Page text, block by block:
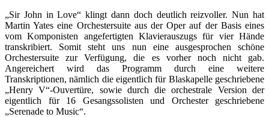
„Sir John in Love“ klingt dann doch deutlich reizvoller. Nun hat
Martin Yates eine Orchestersuite aus der Oper auf der Basis eines
vom Komponisten angefertigten Klavierauszugs für vier Hände
transkribiert. Somit steht uns nun eine ausgesprochen schöne
Orchestersuite zur Verfügung, die es vorher noch nicht gab.
Angereichert wird das Programm durch eine weitere
Transkriptionen, nämlich die eigentlich für Blaskapelle geschriebene
„Henry V“-Ouvertüre, sowie durch die orchestrale Version der
eigentlich für 16 Gesangssolisten und Orchester geschriebene
„Serenade to Music“.